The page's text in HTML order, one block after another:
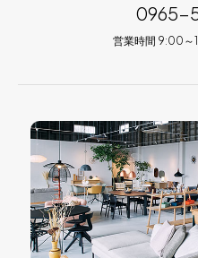
0965-
営業時間 9:00～